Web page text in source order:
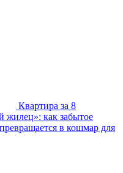
Квартира за 8
жилец»: как забытое
в кошмар для